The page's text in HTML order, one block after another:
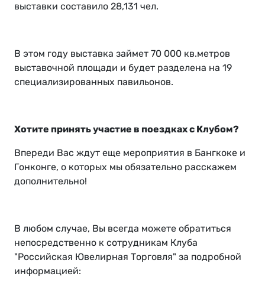
выставки составило 28,131 чел.
В этом году выставка займет 70 000 кв.метров
выставочной площади и будет разделена на 19
специализированных павильонов.
Хотите принять участие в поездках с Клубом?
Впереди Вас ждут еще мероприятия в Бангкоке и
Гонконге, о которых мы обязательно расскажем
дополнительно!
В любом случае, Вы всегда можете обратиться
непосредственно к сотрудникам Клуба
"Российская Ювелирная Торговля" за подробной
информацией: